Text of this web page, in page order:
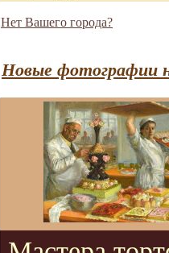
Нет Вашего города?
Новые фотографии